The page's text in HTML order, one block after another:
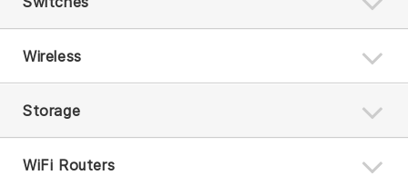
Wireless
Storage
WiFi Routers